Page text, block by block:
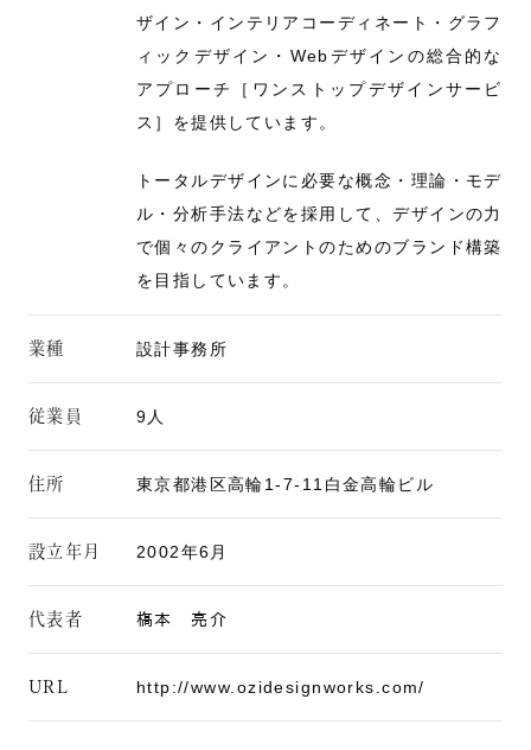
ザイン・インテリアコーディネート・グラフ
ィックデザイン・Webデザインの総合的な
アプローチ［ワンストップデザインサービ
ス］を提供しています。
トータルデザインに必要な概念・理論・モデ
ル・分析手法などを採用して、デザインの力
で個々のクライアントのためのブランド構築
を目指しています。
業種 設計事務所
従業員 9人
住所 東京都港区高輪1-7-11白金高輪ビル
設立年月 2002年6月
代表者 𣘺本 亮介
URL http://www.ozidesignworks.com/